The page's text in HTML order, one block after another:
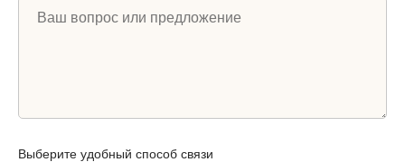
Выберите удобный способ связи